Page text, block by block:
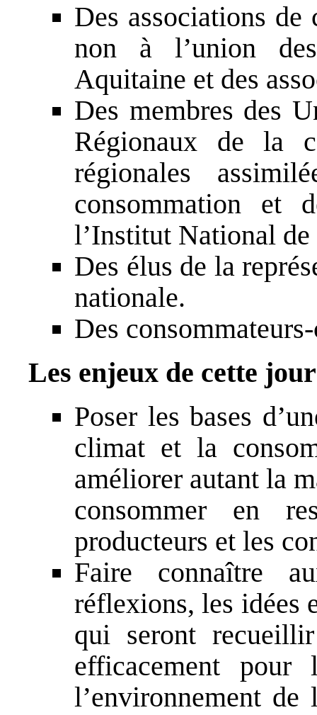
Des associations de
non à l’union
Aquitaine et des
Des membres des
Régionaux de la
régionales
consommation et
l’Institut National
Des élus de la
nationale.
Des
Les enjeux de cette
Poser les bases
climat et la
améliorer autant la
consommer en
producteurs et les
Faire connaître
réflexions, les idées
qui seront
efficacement
l’environnement de